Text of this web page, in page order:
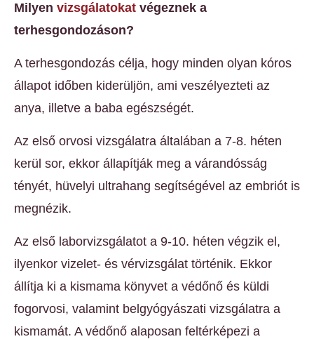
Milyen vizsgálatokat végeznek a
terhesgondozáson?
A terhesgondozás célja, hogy minden olyan kóros
állapot időben kiderüljön, ami veszélyezteti az
anya, illetve a baba egészségét.
Az első orvosi vizsgálatra általában a 7-8. héten
kerül sor, ekkor állapítják meg a várandósság
tényét, hüvelyi ultrahang segítségével az embriót is
megnézik.
Az első laborvizsgálatot a 9-10. héten végzik el,
ilyenkor vizelet- és vérvizsgálat történik. Ekkor
állítja ki a kismama könyvet a védőnő és küldi
fogorvosi, valamint belgyógyászati vizsgálatra a
kismamát. A védőnő alaposan feltérképezi a